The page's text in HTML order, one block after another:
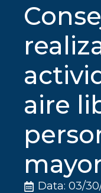
aire
Data: 03/